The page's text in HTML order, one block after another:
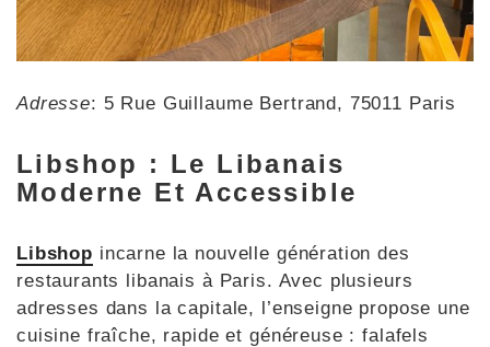
Adresse: 5 Rue Guillaume Bertrand, 75011 Paris
Libshop : Le Libanais
Moderne Et Accessible
Libshop incarne la nouvelle génération des
restaurants libanais à Paris. Avec plusieurs
adresses dans la capitale, l’enseigne propose une
cuisine fraîche, rapide et généreuse : falafels